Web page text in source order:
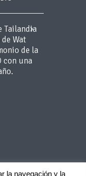
Tailandia
Wat
de la
con una
la navegación y la